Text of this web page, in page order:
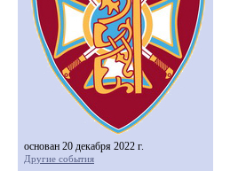
основан 20 декабря 2022 г.
Другие события